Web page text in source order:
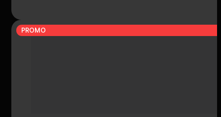
PROMO